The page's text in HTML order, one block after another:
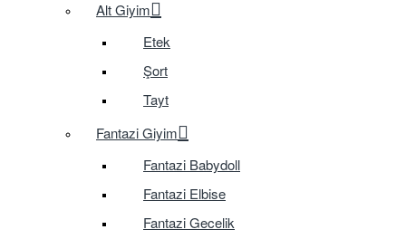
Alt Giyim
Etek
Şort
Tayt
Fantazi Giyim
Fantazi Babydoll
Fantazi Elbise
Fantazi Gecelik